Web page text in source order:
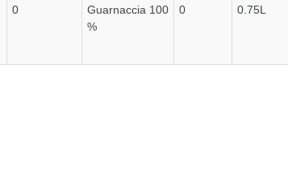
0
Guarnaccia 100
%
0 0.75L